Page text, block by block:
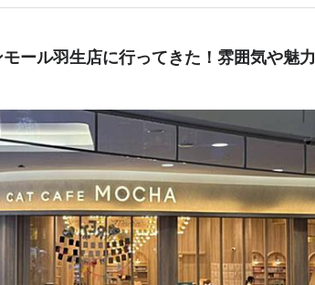
ール羽生店に行ってきた！雰囲気や魅力